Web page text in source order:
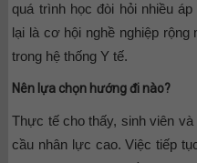
quá trình học đòi hỏi nhiều
lại là cơ hội nghề nghiệp
trong hệ thống Y tế.
Nên lựa chọn hướng đi nào?
Thực tế cho thấy, sinh viên
cầu nhân lực cao. Việc tiếp